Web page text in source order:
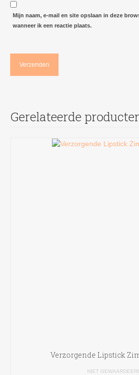
Mijn naam, e-mail en site opslaan in deze
wanneer ik een reactie plaats.
Gerelateerde
Verzorgende Lipstick
NIET